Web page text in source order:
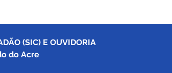
(SIC) E OUVIDORIA
do Acre